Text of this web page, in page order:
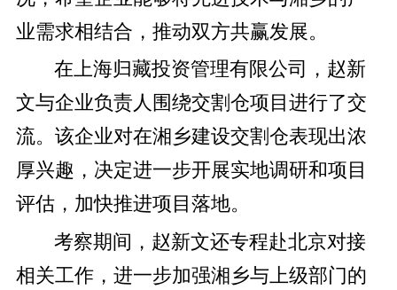
业需求相结合，推动双方共赢发展。
在上海归藏投资管理有限公司，赵新
文与企业负责人围绕交割仓项目进行了交
流。该企业对在湘乡建设交割仓表现出浓
厚兴趣，决定进一步开展实地调研和项目
评估，加快推进项目落地。
考察期间，赵新文还专程赴北京对接
相关工作，进一步加强湘乡与上级部门的